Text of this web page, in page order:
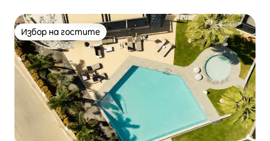
Избор на гостите
Избор на гостите